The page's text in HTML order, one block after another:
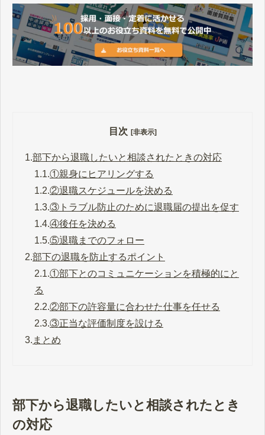
目次 [非表示]
1.部下から退職したいと相談されたときの対応
1.1.①親身にヒアリングする
1.2.②退職スケジュールを決める
1.3.③トラブル防止のために退職届の提出を促す
1.4.④後任を決める
1.5.⑤退職までのフォロー
2.部下の退職を防止するポイント
2.1.①部下とのコミュニケーションを積極的にと
る
2.2.②部下の許容量に合わせた仕事を任せる
2.3.③正当な評価制度を設ける
3. まとめ
部下から退職したいと相談されたとき
の対応